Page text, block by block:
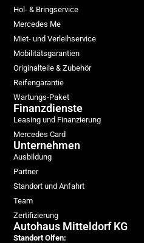
Hol- & Bringservice
Mercedes Me
Miet- und Verleihservice
Mobilitätsgarantien
Originalteile & Zubehör
Reifengarantie
Wartungs-Paket
Finanzdienste
Leasing und Finanzierung
Mercedes Card
Unternehmen
Ausbildung
Partner
Standort und Anfahrt
Team
Zertifizierung
Autohaus Mitteldorf KG
Standort Olfen: